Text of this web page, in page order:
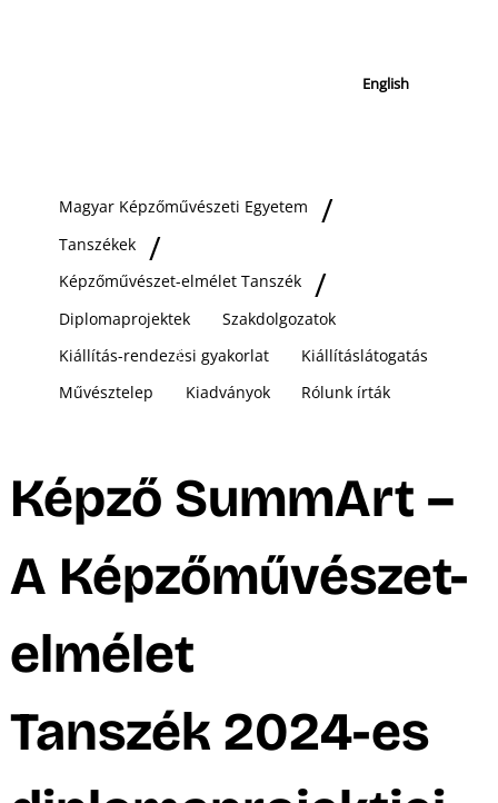
English
Magyar Képzőművészeti Egyetem
Tanszékek
Képzőművészet-elmélet Tanszék
Diplomaprojektek
Szakdolgozatok
Kiállítás-rendezési gyakorlat
Kiállításlátogatás
Művésztelep
Kiadványok Rólunk írták
Képző SummArt –
A Képzőművészet-
elmélet
Tanszék 2024-es